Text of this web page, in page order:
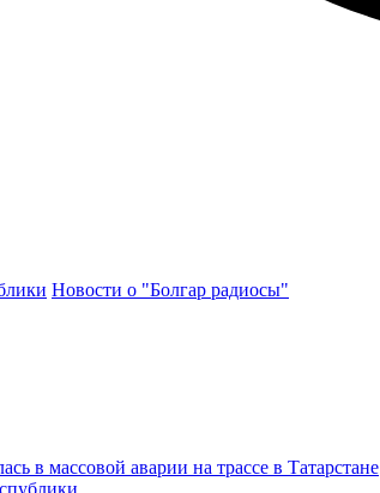
Новости о "Болгар радиосы"
в массовой аварии на трассе в Татарстане